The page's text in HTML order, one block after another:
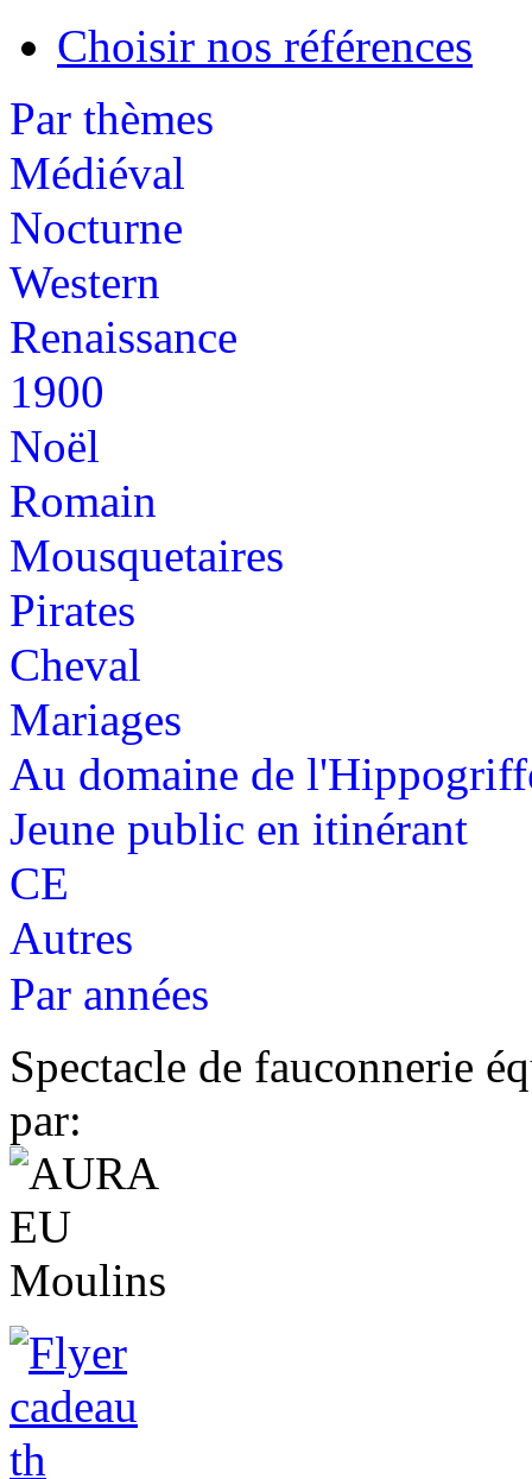
Choisir nos références
Par thèmes
Médiéval
Nocturne
Western
Renaissance
1900
Noël
Romain
Mousquetaires
Pirates
Cheval
Mariages
Au domaine de
Jeune public en itinérant
CE
Autres
Par années
Spectacle de fauconnerie
par: